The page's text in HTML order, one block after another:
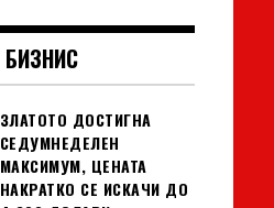
БИЗНИС
ЗЛАТОТО ДОСТИГНА
СЕДУМНЕДЕЛЕН
МАКСИМУМ, ЦЕНАТА
НАКРАТКО СЕ ИСКАЧИ ДО